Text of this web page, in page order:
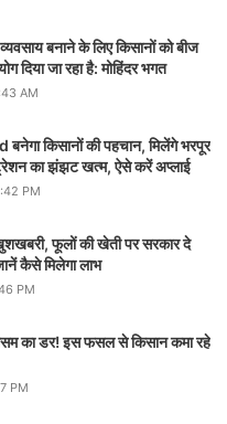
व्यवसाय बनाने के लिए किसानों को बीज
दिया जा रहा है: मोहिंदर भगत
AM
किसानों की पहचान, मिलेंगे भरपूर
का झंझट खत्म, ऐसे करें अप्लाई
PM
फूलों की खेती पर सरकार दे
कैसे मिलेगा लाभ
PM
का डर! इस फसल से किसान कमा रहे
PM